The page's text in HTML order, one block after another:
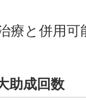
療と併用
助成回数